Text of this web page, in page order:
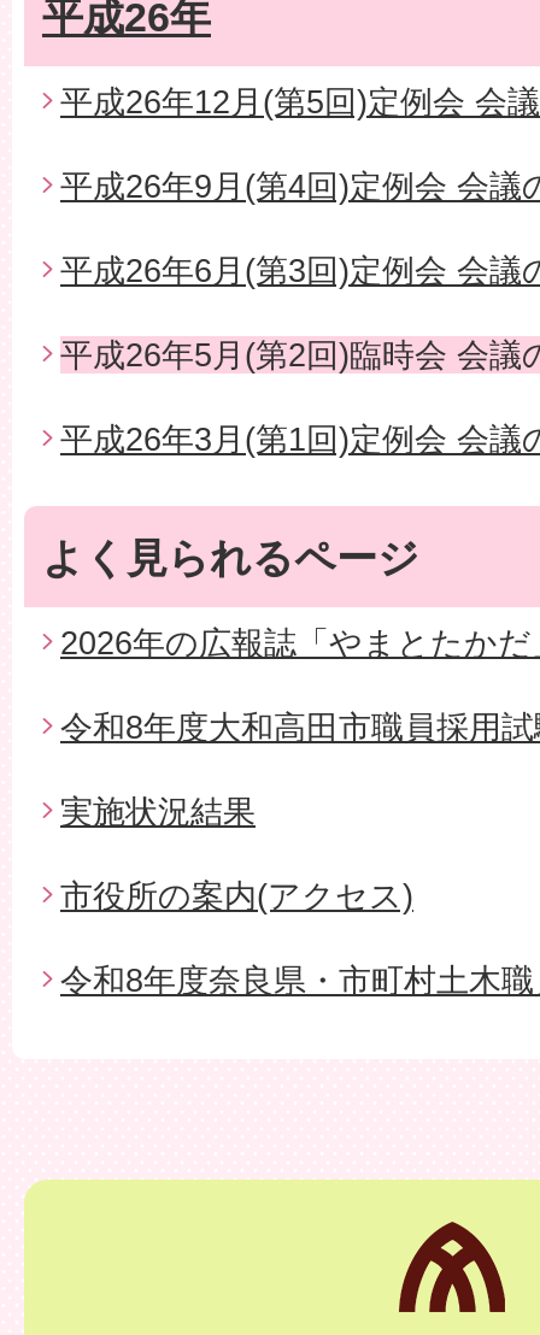
平成26年
平成26年12月(第5回)定例会 会
平成26年9月(第4回)定例会 会議
平成26年6月(第3回)定例会 会議
平成26年5月(第2回)臨時会 会議
平成26年3月(第1回)定例会 会議
よく見られるページ
2026年の広報誌「やまとたかだ
令和8年度大和高田市職員採用
実施状況結果
市役所の案内(アクセス)
令和8年度奈良県・市町村土木